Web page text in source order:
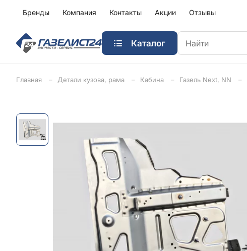
Бренды Компания Контакты Акции Отзывы
Каталог
Главная Детали кузова, рама Кабина Газель Next, NN